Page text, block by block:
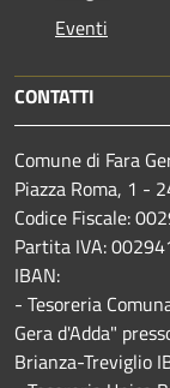
Eventi
CONTATTI
Comune di Fara
Piazza Roma, 1 -
Codice Fiscale:
Partita IVA:
IBAN:
- Tesoreria
Gera d'Adda"
Brianza-Treviglio